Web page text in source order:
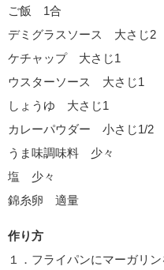
ご飯 1合
デミグラスソース 大さじ2
ケチャップ 大さじ1
ウスターソース 大さじ1
しょうゆ 大さじ1
カレーパウダー 小さじ1/2
うま味調味料 少々
塩 少々
錦糸卵 適量
作り方
１．フライパンにマーガリ